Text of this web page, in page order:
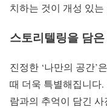
치하는 것이 개성 있
스토리텔링을 담
진정한 ‘나만의 공간’
때 더욱 특별해집니다
람과의 추억이 담긴